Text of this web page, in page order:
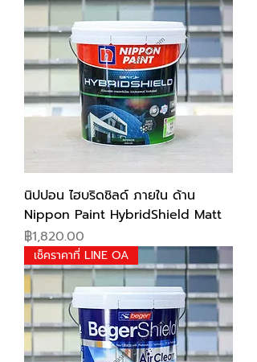
นิปปอน ไฮบริดชิลด์ ภายใน ด้าน
Nippon Paint HybridShield Matt
Price
฿1,820.00
เช็คราคาที่ LINE OA